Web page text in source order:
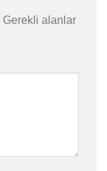
Gerekli alanlar